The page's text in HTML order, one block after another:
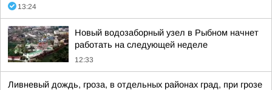
13:24
Новый водозаборный узел в Рыбном начнет
работать на следующей неделе
12:33
Ливневый дождь, гроза, в отдельных районах град, при грозе